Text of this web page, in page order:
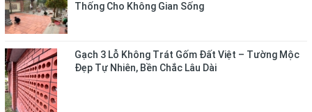
Thống Cho Không Gian Sống
Gạch 3 Lỗ Không Trát Gốm Đất Việt – Tường Mộc
Đẹp Tự Nhiên, Bền Chắc Lâu Dài